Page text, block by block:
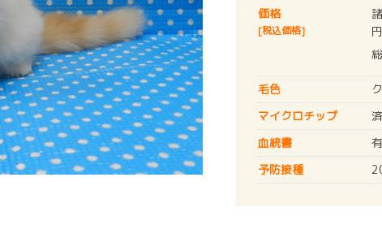
価格
[税込価格]
毛色
マイクロチップ
済
血統書
有
予防接種